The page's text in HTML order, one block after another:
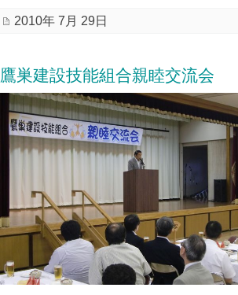
2010年 7月 29日
鷹巣建設技能組合親睦交流会